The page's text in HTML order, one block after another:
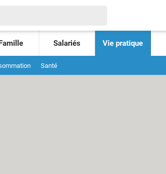
Salariés Vie pratique
Santé